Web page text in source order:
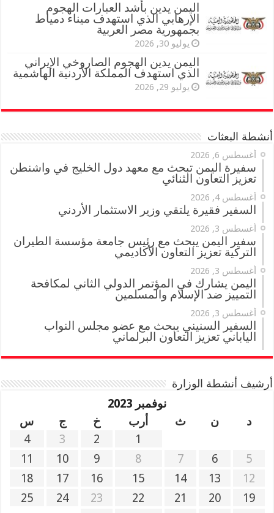
اليمن يدين بأشد العبارات الهجوم
الإرهابي الذي استهدف ميناء دمياط
بجمهورية مصر العربية
يوليو 30, 2026
اليمن يدين الهجوم الصاروخي الإيراني
الذي استهدف المملكة الأردنية الهاشمية
يوليو 29, 2026
أنشطة البعثات
أغسطس 6, 2026
سفيرة اليمن تبحث مع معهد دول الخليج في واشنطن
تعزيز التعاون الثنائي
أغسطس 4, 2026
السفير فقيرة يلتقي وزير الاستثمار الأردني
أغسطس 3, 2026
سفير اليمن يبحث مع رئيس جامعة مؤسسة الطيران
التركية تعزيز التعاون الأكاديمي
أغسطس 3, 2026
اليمن يشارك في المؤتمر الدولي الثاني لمكافحة
التمييز ضد الإسلام والمسلمين
أغسطس 3, 2026
السفير السنيني يبحث مع عضو مجلس النواب
الياباني تعزيز التعاون البرلماني
أرشيف أنشطة الوزارة
نوفمبر 2023
د
ن ث أرب خ ج
س
1
2
3
4
5
6
7
8
9
10
11
12
13
14
15
16
17
18
19
20
21
22
23
24
25